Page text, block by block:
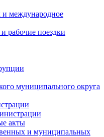
и международное
рабочие поездки
муниципального округа
акты
и муниципальных